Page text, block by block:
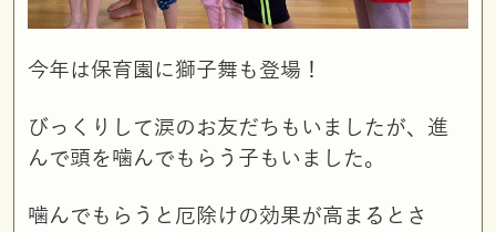
今年は保育園に獅子舞も登場！
びっくりして涙のお友だちもいましたが、進
んで頭を噛んでもらう子もいました。
噛んでもらうと厄除けの効果が高まるとさ